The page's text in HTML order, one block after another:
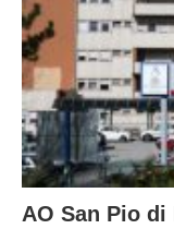
AO San Pio